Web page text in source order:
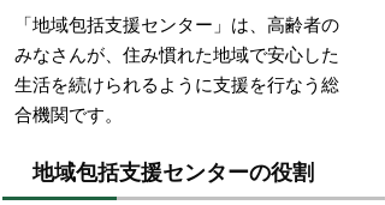
「地域包括支援センター」は、高齢者の
みなさんが、住み慣れた地域で安心した
生活を続けられるように支援を行なう 総
合機関です。
地域包括支援センターの役割